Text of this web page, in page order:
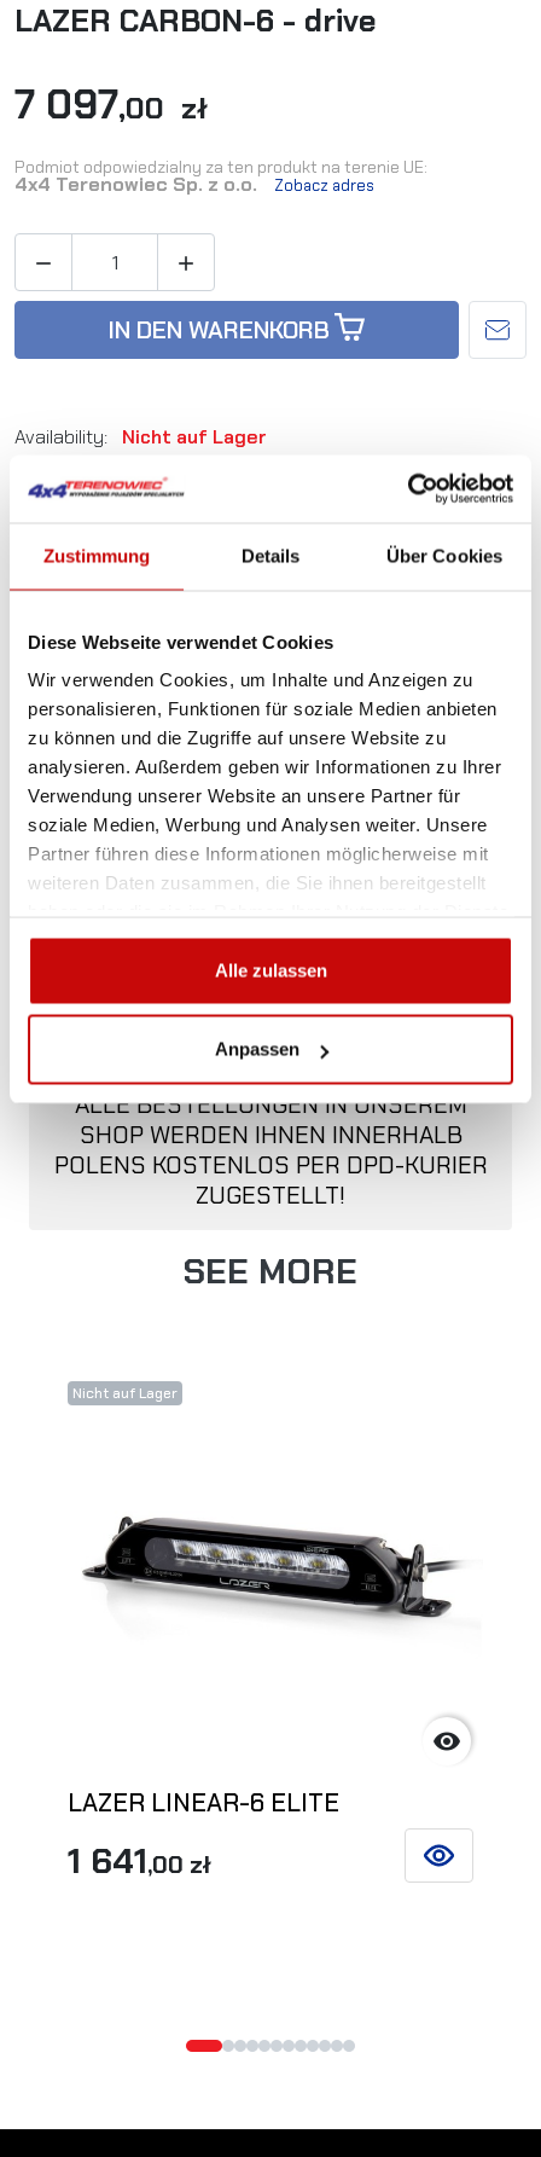
Zustimmung Details Über Cookies
Diese Webseite verwendet Cookies
Wir verwenden Cookies, um Inhalte und Anzeigen zu
personalisieren, Funktionen für soziale Medien anbieten
zu können und die Zugriffe auf unsere Website zu
analysieren. Außerdem geben wir Informationen zu Ihrer
Verwendung unserer Website an unsere Partner für
soziale Medien, Werbung und Analysen weiter. Unsere
Partner führen diese Informationen möglicherweise mit
weiteren Daten zusammen, die Sie ihnen bereitgestellt
gesammelt haben.
Alle zulassen
Anpassen
LAZER CARBON-6 - drive
7 097,00 zł
Podmiot odpowiedzialny za ten produkt na terenie UE:
4x4 Terenowiec Sp. z o.o. Zobacz adres
 
IN DEN WARENKORB
Availability: Nicht auf Lager
Sie sind sich nicht sicher, welches Produkt
wir beraten Sie gern.
phone +48 12 266 27 54
Lieferrichtlinie
Rückgabebestimmungen
Datenschutzrichtlinie
KOSTENLOSER VERSAND!
ALLE BESTELLUNGEN IN UNSEREM
SHOP WERDEN IHNEN INNERHALB
POLENS KOSTENLOS PER DPD-KURIER
ZUGESTELLT!
SEE MORE
Nicht auf Lager

LAZER LINEAR-6 ELITE
1 641,00 zł SIEHE